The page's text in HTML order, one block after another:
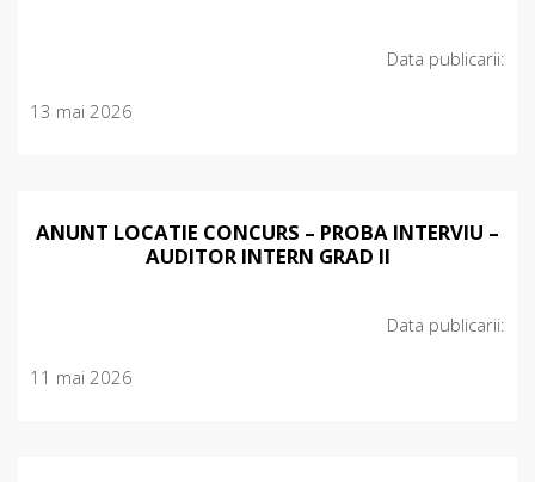
Data publicarii:
13 mai 2026
ANUNT LOCATIE CONCURS – PROBA INTERVIU –
AUDITOR INTERN GRAD II
Data publicarii:
11 mai 2026